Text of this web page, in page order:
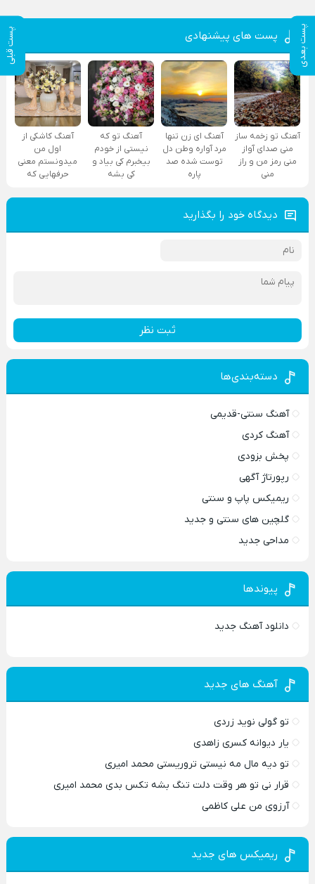
پست بعدی پست قبلی پست های پیشنهادی
آهنگ تو زخمه ساز
منی صدای آواز
منی رمز من و راز
منی
آهنگ ای زن تنها
مرد آواره وطن دل
توست شده صد
پاره
آهنگ تو که
نیستی از خودم
بیخبرم کی بیاد و
کی بشه
آهنگ کاشکی از
اول من
میدونستم معنی
حرفهایی که
دیدگاه خود را بگذارید
ثبت نظر
دسته‌بندی‌ها
آهنگ سنتی-قدیمی
آهنگ کردی
پخش بزودی
رپورتاژ آگهی
ریمیکس پاپ و سنتی
گلچین های سنتی و جدید
مداحی جدید
پیوندها
دانلود آهنگ جدید
آهنگ های جدید
تو گولی نوید زردی
یار دیوانه کسری زاهدی
تو دیه مال مه نیستی تروریستی محمد امیری
قرار نی تو هر وقت دلت تنگ بشه تکس بدی محمد امیری
آرزوی من علی کاظمی
ریمیکس های جدید